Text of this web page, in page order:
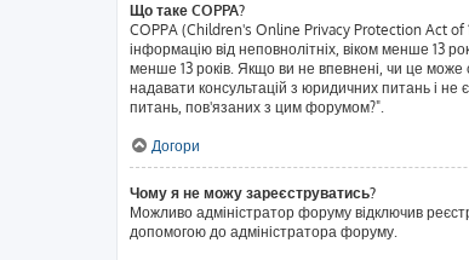
Що таке COPPA?
COPPA (Children's Online Privacy Protection Act of
інформацію від неповнолітніх, віком менше 13
менше 13 років. Якщо ви не впевнені, чи це може
надавати консультацій з юридичних питань і не
питань, пов'язаних з цим форумом?".
Догори
Чому я не можу зареєструватись?
Можливо адміністратор форуму відключив
допомогою до адміністратора форуму.